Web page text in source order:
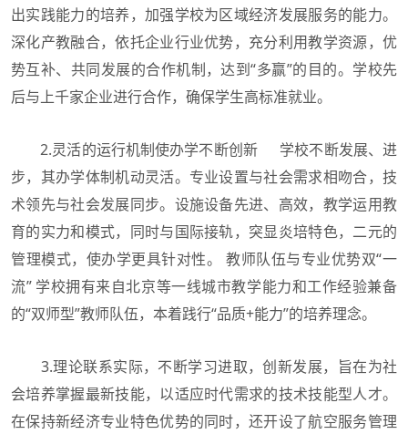
出实践能力的培养，加强学校为区域经济发展服务的能力。
深化产教融合，依托企业行业优势，充分利用教学资源，优
势互补、共同发展的合作机制，达到“多赢”的目的。学校先
后与上千家企业进行合作，确保学生高标准就业。
2.灵活的运行机制使办学不断创新 学校不断发展、进
步，其办学体制机动灵活。专业设置与社会需求相吻合，技
术领先与社会发展同步。设施设备先进、高效，教学运用教
育的实力和模式，同时与国际接轨，突显炎培特色，二元的
管理模式，使办学更具针对性。 教师队伍与专业优势双“一
流” 学校拥有来自北京等一线城市教学能力和工作经验兼备
的“双师型”教师队伍，本着践行“品质+能力”的培养理念。
3.理论联系实际，不断学习进取，创新发展，旨在为社
会培养掌握最新技能，以适应时代需求的技术技能型人才。
在保持新经济专业特色优势的同时，还开设了航空服务管理